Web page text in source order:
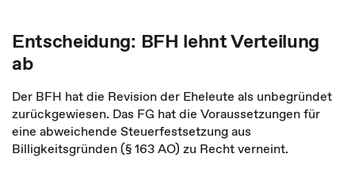
Entscheidung: BFH lehnt Verteilung
ab
Der BFH hat die Revision der Eheleute als unbegründet
zurückgewiesen. Das FG hat die Voraussetzungen für
eine abweichende Steuerfestsetzung aus
Billigkeitsgründen (§ 163 AO) zu Recht verneint.